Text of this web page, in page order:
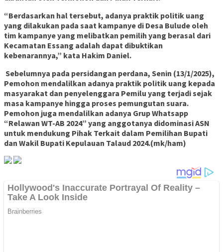
“Berdasarkan hal tersebut, adanya praktik politik uang
yang dilakukan pada saat kampanye di Desa Bulude oleh
tim kampanye yang melibatkan pemilih yang berasal dari
Kecamatan Essang adalah dapat dibuktikan
kebenarannya,” kata Hakim Daniel.
Sebelumnya pada persidangan perdana, Senin (13/1/2025),
Pemohon mendalilkan adanya praktik politik uang kepada
masyarakat dan penyelenggara Pemilu yang terjadi sejak
masa kampanye hingga proses pemungutan suara.
Pemohon juga mendalilkan adanya Grup Whatsapp
“Relawan WT-AB 2024” yang anggotanya didominasi ASN
untuk mendukung Pihak Terkait dalam Pemilihan Bupati
dan Wakil Bupati Kepulauan Talaud 2024.(mk/ham)